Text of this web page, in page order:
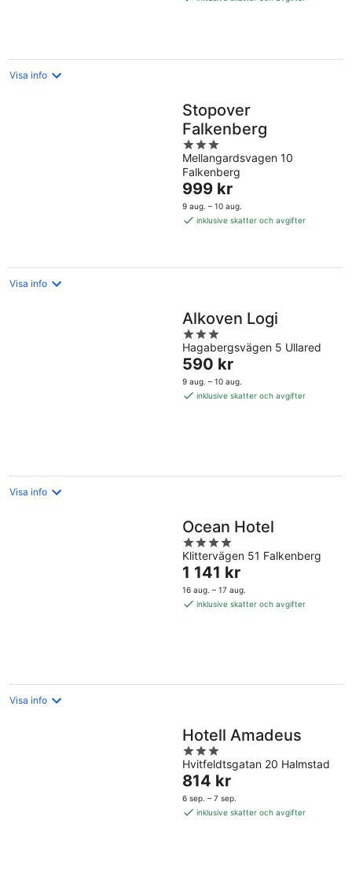
Visa info
Stopover
Falkenberg
3
out
of
5
Mellangardsvagen 10
Falkenberg
Priset
är
999 kr
999 kr
9 aug. – 10 aug.
inklusive skatter och avgifter
Visa info
Alkoven Logi
3
out
of
5
Hagabergsvägen 5 Ullared
Priset
är
590 kr
590 kr
9 aug. – 10 aug.
inklusive skatter och avgifter
Visa info
Ocean Hotel
4
out
of
5
Klittervägen 51 Falkenberg
Priset
är
1 141 kr
1 141 kr
16 aug. – 17 aug.
inklusive skatter och avgifter
Visa info
Hotell Amadeus
3
out
of
5
Hvitfeldtsgatan 20 Halmstad
Priset
är
814 kr
814 kr
6 sep. – 7 sep.
inklusive skatter och avgifter